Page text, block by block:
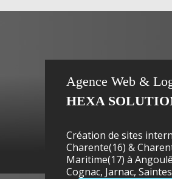
Maguy
Agence Web &
HEXA
Création de sites
Charente(16) &
Maritime(17) à
Cognac, Jarnac, Saintes